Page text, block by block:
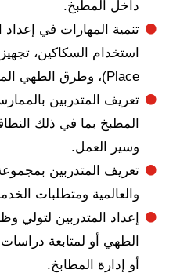
المطبخ.
المهارات في إعداد الأطعمة
المتدربين بالممارسات
بما في ذلك النظافة، التحكم
العمل.
المتدربين بمجموعة من
ومتطلبات الخدمة.
المتدربين لتولي وظائف
أو لمتابعة دراسات متقدمة
المطابخ.